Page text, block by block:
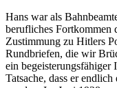
Hans war als
berufliches Fortkommen
Zustimmung zu Hitlers
Rundbriefen, die wir
ein
Tatsache, dass er